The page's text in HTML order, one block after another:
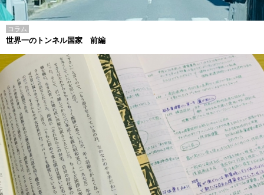
コラム
世界一のトンネル国家 前編